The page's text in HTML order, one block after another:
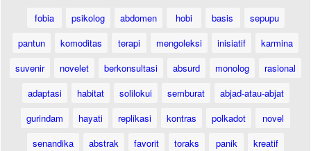
fobia psikolog abdomen hobi basis
sepupu
pantun
komoditas terapi mengoleksi inisiatif
karmina
suvenir
novelet berkonsultasi absurd monolog
rasional
adaptasi
habitat solilokui semburat
abjad-atau-abjat
gurindam
hayati replikasi kontras polkadot
novel
senandika
abstrak favorit toraks panik
kreatif